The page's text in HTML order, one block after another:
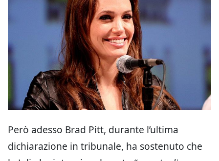
Però adesso Brad Pitt, durante l’ultima
dichiarazione in tribunale, ha sostenuto che